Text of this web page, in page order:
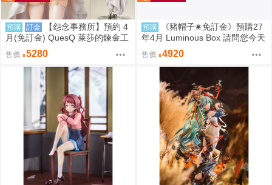
預購 訂金
【怨念事務所】預約 4
月(免訂金) QuesQ 萊莎的鍊金工
房 萊莎琳 斯托特 婚紗禮服Ver 1/
7 1025
售價 5280
預購
《豬帽子✬免訂金》預購27
年4月 Luminous Box 請問您今天
要來點兔子嗎？ 心愛 禮服Ver 1/
7 0906
售價 4920